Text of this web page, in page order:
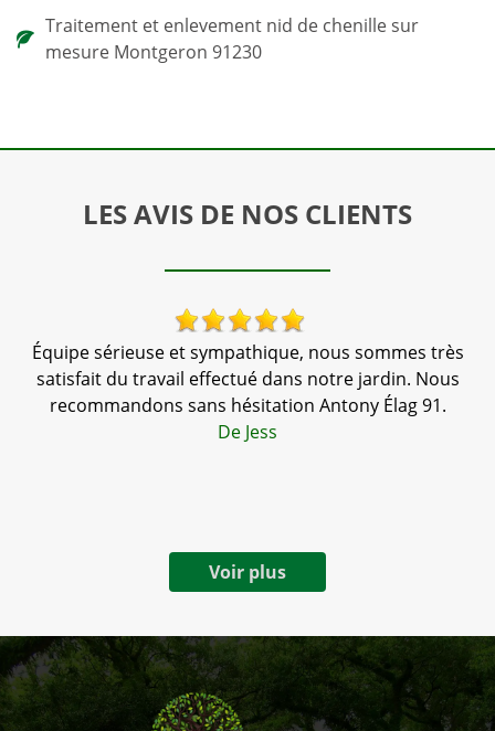
Traitement et enlevement nid de chenille sur
mesure Montgeron 91230
LES AVIS DE NOS CLIENTS
Équipe sérieuse et sympathique, nous sommes très
satisfait du travail effectué dans notre jardin. Nous
recommandons sans hésitation Antony Élag 91.
De Jess
Voir plus